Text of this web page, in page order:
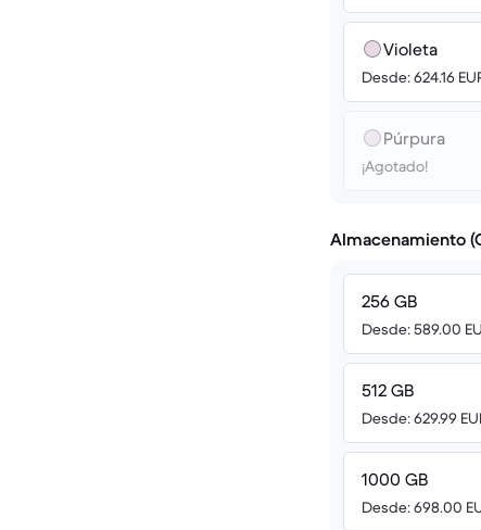
Violeta
Desde: 624.16
Púrpura
¡Agotado!
Almacenamiento
256 GB
Desde: 589.00
512 GB
Desde: 629.99
1000 GB
Desde: 698.00